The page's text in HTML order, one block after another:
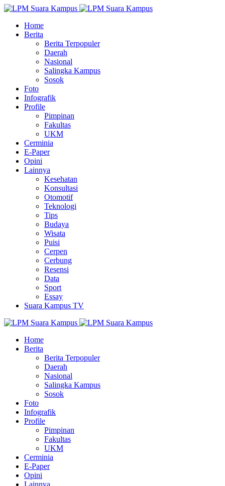
Home
Berita
Berita Terpopuler
Daerah
Nasional
Salingka Kampus
Sosok
Foto
Infografik
Profile
Pimpinan
Fakultas
UKM
Cerminia
E-Paper
Opini
Lainnya
Kesehatan
Konsultasi
Otomotif
Teknologi
Tips
Budaya
Wisata
Puisi
Cerpen
Cerbung
Resensi
Data
Sport
Essay
Suara Kampus TV
Home
Berita
Berita Terpopuler
Daerah
Nasional
Salingka Kampus
Sosok
Foto
Infografik
Profile
Pimpinan
Fakultas
UKM
Cerminia
E-Paper
Opini
Lainnya